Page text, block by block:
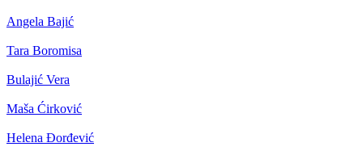
Angela Bajić
Tara Boromisa
Bulajić Vera
Maša Ćirković
Helena Đorđević